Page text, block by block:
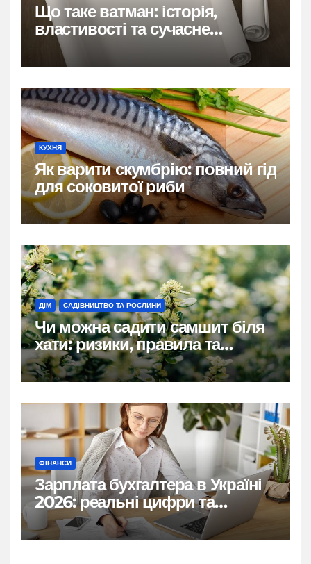
Що таке ватман: історія,
властивості та сучасне
застосування
КУХНЯ
Як варити скумбрію: повний гід
для соковитої риби
ДІМ САДІВНИЦТВО ТА РОСЛИНИ
Чи можна садити самшит біля
хати: ризики, правила та
практичні рішення
ФІНАНСИ
Зарплата бухгалтера в Україні
2026: реальні цифри та
нюанси